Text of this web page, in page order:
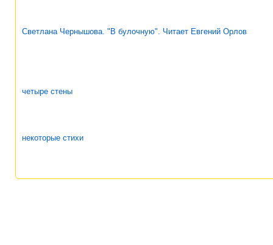
Светлана Чернышова. "В булочную". Читает Евгений Орлов
четыре стены
некоторые стихи